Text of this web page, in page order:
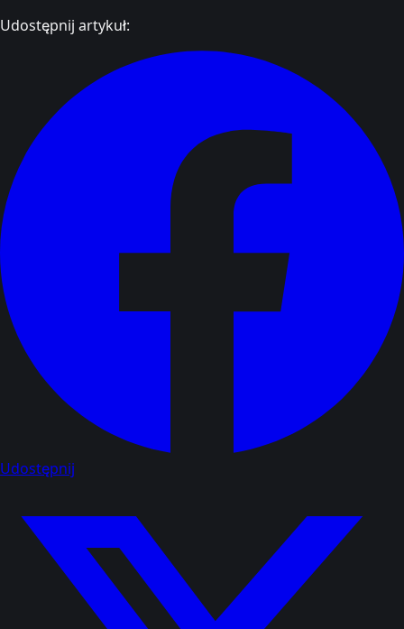
Udostępnij artykuł:
Udostępnij